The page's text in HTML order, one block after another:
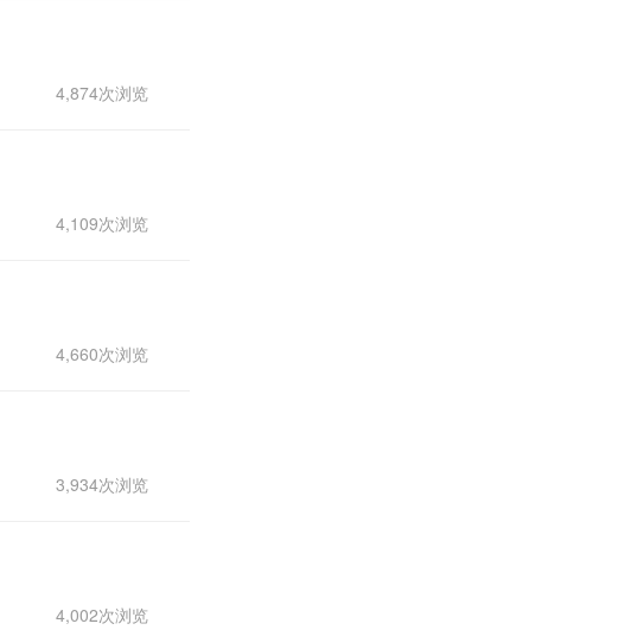
4,874次浏览
4,109次浏览
4,660次浏览
3,934次浏览
4,002次浏览